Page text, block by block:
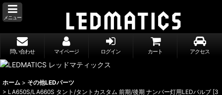
メニュー
問い合わせ マイページ ログイン カート アクセス
ホーム > その他LEDパーツ
> LA650S/LA660S タント/タントカスタム 前期/後期 ナンバー灯用LEDバルブ [3